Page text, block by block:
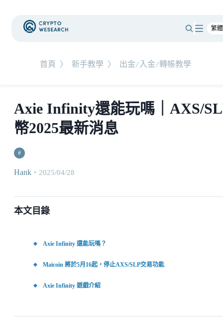
首頁 〉 新手教學 〉 出金/入金/轉帳教學
Axie Infinity還能玩嗎｜AXS/
幣2025最新消息
#
Hank ・ 2025/04/28
本文目錄
Axie Infinity 還能玩嗎？
Maicoin 將於5月16起，停止AXS/SLP交易功能
Axie Infinity 遊戲介紹